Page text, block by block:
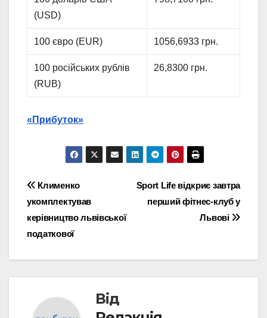
(USD)
100 євро (EUR) 1056,6933 грн.
100 російських рублів
(RUB)
26,8300 грн.
«Прибуток»
Навігація
записів
Sport Life відкриє завтра
перший фітнес-клуб у
Львові
Клименко
укомплектував
керівництво львівської
податкової
Від